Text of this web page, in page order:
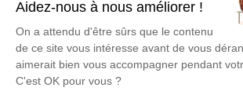
Un service de plantation d’arbre
disponible ici.